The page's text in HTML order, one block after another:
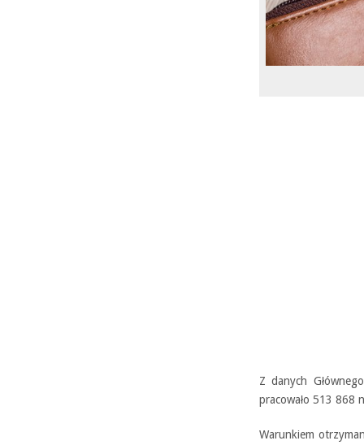
Z danych
pracowało 513 868
Warunkiem